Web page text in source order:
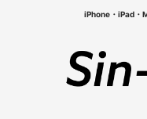
iPhone・iPad・